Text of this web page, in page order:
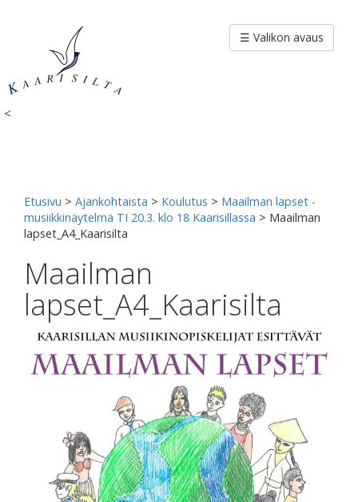
<
☰ Valikon avaus
Etusivu > Ajankohtaista > Koulutus > Maailman lapset -
musiikkinäytelmä TI 20.3. klo 18 Kaarisillassa > Maailman
lapset_A4_Kaarisilta
Maailman
lapset_A4_Kaarisilta